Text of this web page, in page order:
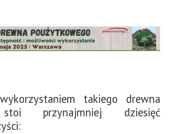
takiego drewna
stoi przynajmniej dziesięć